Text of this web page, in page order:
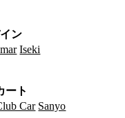
ン
Iseki
ート
Car Sanyo